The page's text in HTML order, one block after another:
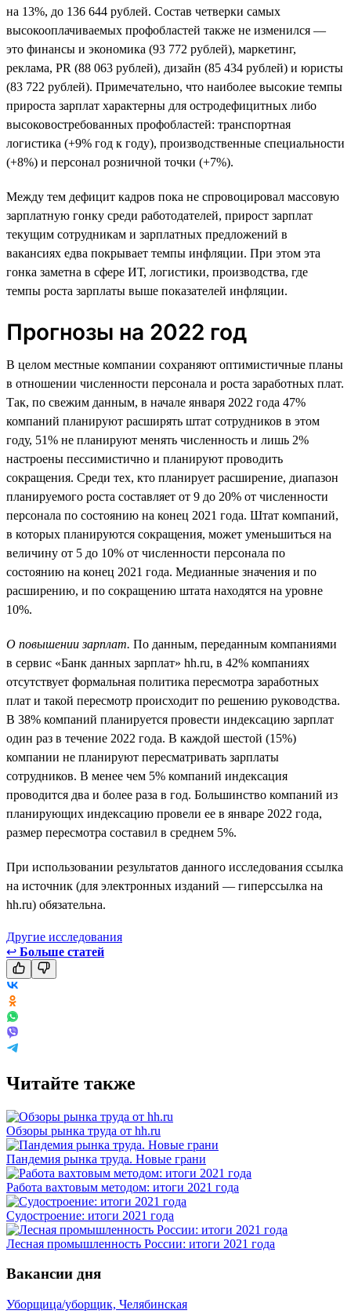
на 13%, до 136 644 рублей. Состав четверки самых
высокооплачиваемых профобластей также не изменился —
это финансы и экономика (93 772 рублей), маркетинг,
реклама, PR (88 063 рублей), дизайн (85 434 рублей) и юристы
(83 722 рублей). Примечательно, что наиболее высокие темпы
прироста зарплат характерны для остродефицитных либо
высоковостребованных профобластей: транспортная
логистика (+9% год к году), производственные специальности
(+8%) и персонал розничной точки (+7%).
Между тем дефицит кадров пока не спровоцировал массовую
зарплатную гонку среди работодателей, прирост зарплат
текущим сотрудникам и зарплатных предложений в
вакансиях едва покрывает темпы инфляции. При этом эта
гонка заметна в сфере ИТ, логистики, производства, где
темпы роста зарплаты выше показателей инфляции.
Прогнозы на 2022 год
В целом местные компании сохраняют оптимистичные планы
в отношении численности персонала и роста заработных плат.
Так, по свежим данным, в начале января 2022 года 47%
компаний планируют расширять штат сотрудников в этом
году, 51% не планируют менять численность и лишь 2%
настроены пессимистично и планируют проводить
сокращения. Среди тех, кто планирует расширение, диапазон
планируемого роста составляет от 9 до 20% от численности
персонала по состоянию на конец 2021 года. Штат компаний,
в которых планируются сокращения, может уменьшиться на
величину от 5 до 10% от численности персонала по
состоянию на конец 2021 года. Медианные значения и по
расширению, и по сокращению штата находятся на уровне
10%.
О повышении зарплат. По данным, переданным компаниями
в сервис «Банк данных зарплат» hh.ru, в 42% компаниях
отсутствует формальная политика пересмотра заработных
плат и такой пересмотр происходит по решению руководства.
В 38% компаний планируется провести индексацию зарплат
один раз в течение 2022 года. В каждой шестой (15%)
компании не планируют пересматривать зарплаты
сотрудников. В менее чем 5% компаний индексация
проводится два и более раза в год. Большинство компаний из
планирующих индексацию провели ее в январе 2022 года,
размер пересмотра составил в среднем 5%.
При использовании результатов данного исследования ссылка
на источник (для электронных изданий — гиперссылка на
hh.ru) обязательна.
Другие исследования
↩ Больше статей
Читайте также
Обзоры рынка труда от hh.ru
Пандемия рынка труда. Новые грани
Работа вахтовым методом: итоги 2021 года
Судостроение: итоги 2021 года
Лесная промышленность России: итоги 2021 года
Вакансии дня
Уборщица/уборщик, Челябинская